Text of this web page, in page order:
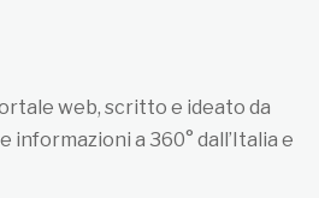
web, scritto e ideato da
informazioni a 360° dall’Italia e